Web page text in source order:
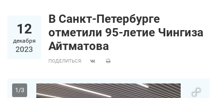
12
декабря
2023
В Санкт‑Петербурге
отметили 95-летие Чингиза
Айтматова
ПОДЕЛИТЬСЯ:
1/3